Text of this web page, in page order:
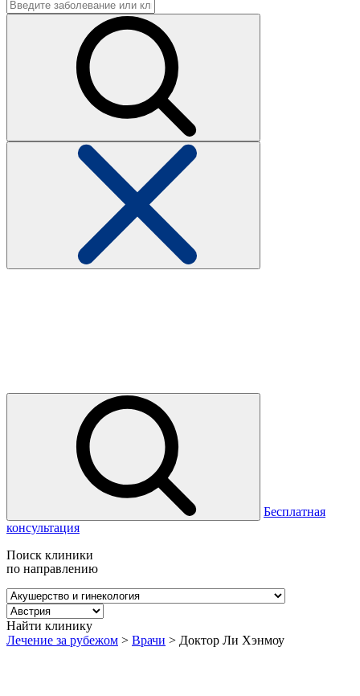
Бесплатная
консультация
Поиск клиники
по направлению
Найти клинику
Лечение за рубежом > Врачи > Доктор Ли Хэнмоу